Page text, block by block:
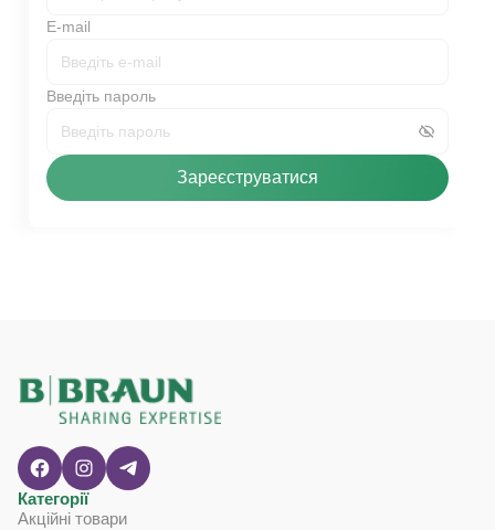
E-mail
Введіть пароль
Зареєструватися
Категорії
Акційні товари